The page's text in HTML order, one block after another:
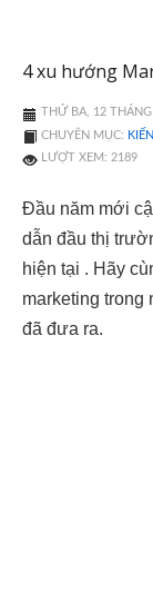
4 xu hướng
THỨ BA, 12
CHUYÊN MỤC:
LƯỢT XEM: 2189
Đầu năm mới
dẫn đầu thị
hiện tại . Hãy
marketing trong
đã đưa ra.